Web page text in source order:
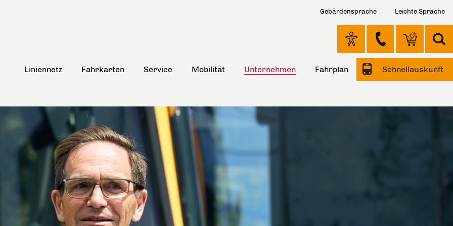
Gebärdensprache Leichte Sprache
Liniennetz Fahrkarten Service Mobilität Unternehmen Fahrplan Schnellauskunft